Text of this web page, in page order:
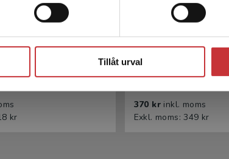
Tillåt urval
och ungdomar
kr
HVB-hem i
Giselsson, Erica m.fl.
370 kr inkl. moms
Exkl. moms: 349 kr